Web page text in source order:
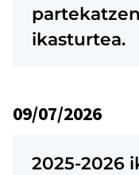
ikasturtea.
09/07/2026
2025-2026